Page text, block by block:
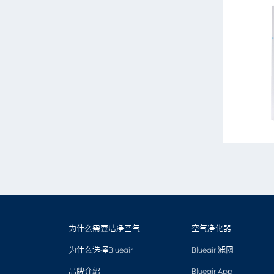
为什么需要洁净空气
为什么选择Blueair
品牌介绍
空气净化器
Blueair 滤网
Blueair App